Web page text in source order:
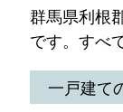
群馬県利根
です。すべ
一戸建て